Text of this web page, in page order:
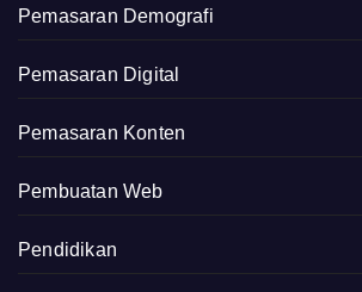
Pemasaran Demografi
Pemasaran Digital
Pemasaran Konten
Pembuatan Web
Pendidikan